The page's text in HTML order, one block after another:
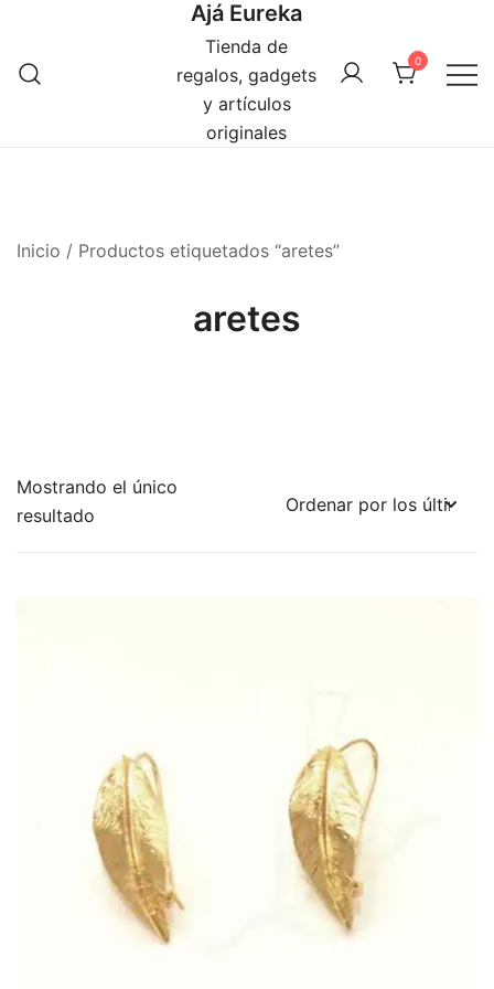
contenido
Ajá Eureka
Tienda de
regalos, gadgets
y artículos
originales
0
Inicio / Productos etiquetados “aretes”
aretes
Mostrando el único
resultado